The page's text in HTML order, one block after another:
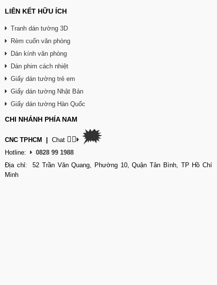
LIÊN KẾT HỮU ÍCH
Tranh dán tường 3D
Rèm cuốn văn phòng
Dán kính văn phòng
Dán phim cách nhiệt
Giấy dán tường trẻ em
Giấy dán tường Nhật Bản
Giấy dán tường Hàn Quốc
CHI NHÁNH PHÍA NAM
CNC TPHCM Chat 👉🏽 🗯
Hotline:
0828 99 1988
Địa chỉ: 52 Trần Văn Quang, Phường 10, Quận Tân Bình, TP Hồ Chí
Minh